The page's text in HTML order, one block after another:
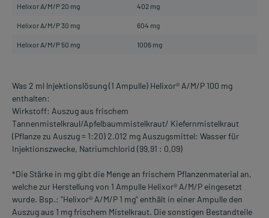
Helixor A/M/P 20 mg 402 mg
Helixor A/M/P 30 mg 604 mg
Helixor A/M/P 50 mg 1006 mg
Was 2 ml lnjektionslösung (1 Ampulle) Helixor® A/M/P 100 mg
enthalten:
Wirkstoff: Auszug aus frischem
Tannenmistelkraul/Apfelbaummistelkraut/ Kiefernmistelkraut
(Pflanze zu Auszug = 1:20) 2.012 mg Auszugsmittel: Wasser für
Injektionszwecke, Natriumchlorid (99,91 : 0,09)
*Die Stärke in mg gibt die Menge an frischem Pflanzenmaterial an,
welche zur Herstellung von 1 Ampulle Helixor® A/M/P eingesetzt
wurde. Bsp.: "Helixor® A/M/P 1 mg" enthält in einer Ampulle den
Auszug aus 1 mg frischem Mistelkraut. Die sonstigen Bestandteile